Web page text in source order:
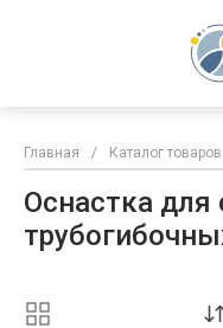
Главная / Каталог товаров
Оснастка для